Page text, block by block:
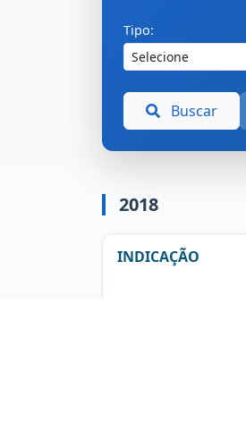
Tipo:
Buscar
2018
INDICAÇÃO